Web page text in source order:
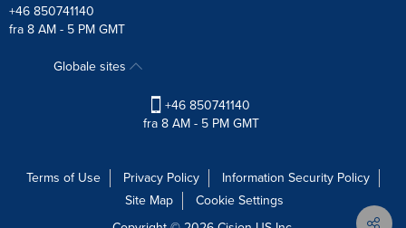
+46 850741140
fra 8 AM - 5 PM GMT
Globale sites
+46 850741140
fra 8 AM - 5 PM GMT
Terms of Use Privacy Policy
Information Security Policy
Site Map
Cookie Settings